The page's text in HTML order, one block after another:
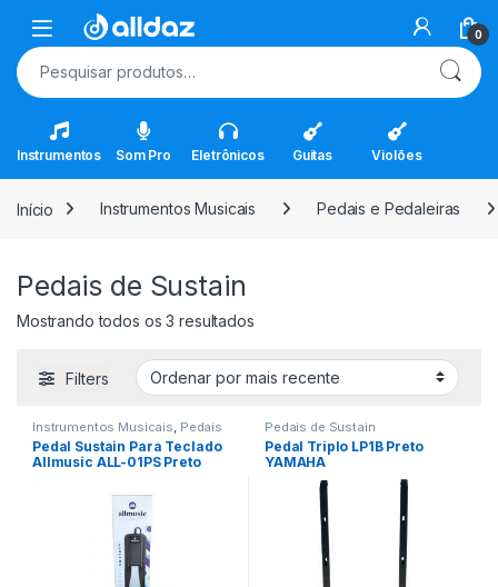
Skip to navigation
Skip to content
Open 0
Pesquisar por:
Instrumentos Som Pro Eletrônicos Guitas Violões
Início Instrumentos Musicais Pedais e Pedaleiras
Pedais de Sustain
Mostrando todos os 3 resultadosClassificado por mais recente
Filters
Instrumentos Musicais Pedais
de Sustain , Pedais e Pedaleiras
Pedal Sustain Para Teclado
Allmusic ALL-01PS Preto
Pedais de Sustain
Pedal Triplo LP1B Preto
YAMAHA